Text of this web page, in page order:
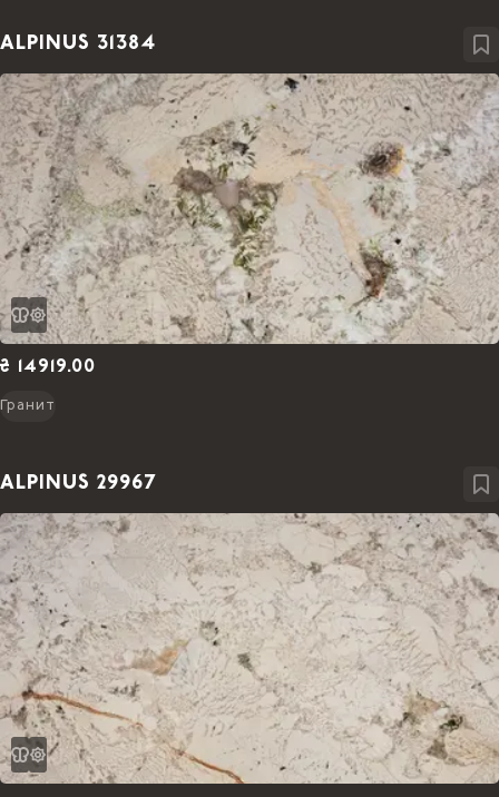
ALPINUS 31384
₴ 14919.00
Гранит
ALPINUS 29967